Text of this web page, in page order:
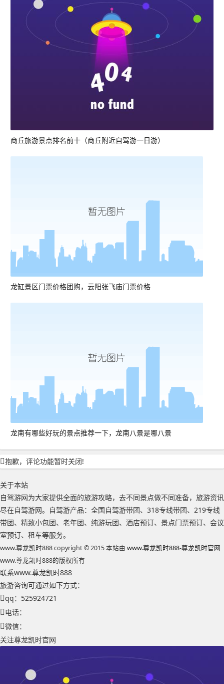
商丘旅游景点排名前十（商丘附近自驾游一日游）
龙缸景区门票价格团购，云阳张飞庙门票价格
龙南有哪些好玩的景点推荐一下，龙南八景是哪八景
抱歉，评论功能暂时关闭!
关于本站
自驾游网为大家提供全面的旅游攻略，去不同景点做不同准备，旅游资讯
尽在自驾游网。自驾游产品：全国自驾游带团、318专线带团、219专线
带团、精致小包团、老年团、纯游玩团、酒店预订、景点门票预订、会议
室预订、租车等服务。
www.尊龙凯时888 copyright © 2015 本站由 www.尊龙凯时888-尊龙凯时官网
www.尊龙凯时888的版权所有
联系www.尊龙凯时888
旅游咨询可通过如下方式：
qq：525924721
电话：
微信：
关注尊龙凯时官网